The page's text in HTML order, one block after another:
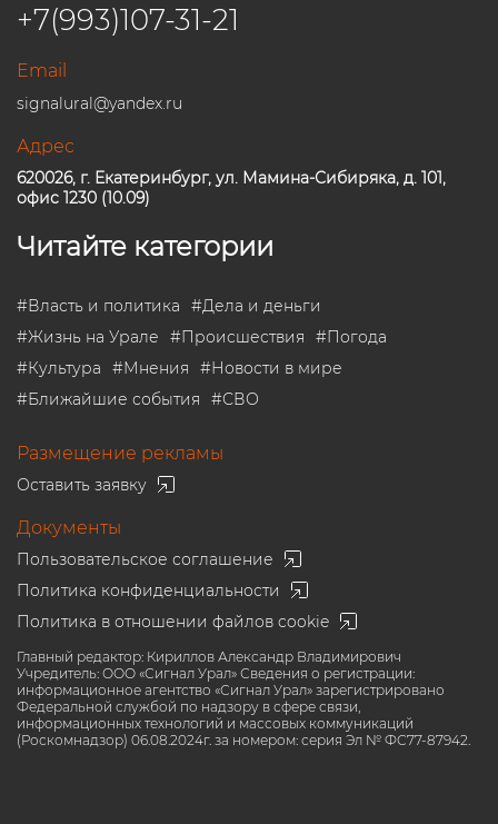
+7(993)107-31-21
Email
signalural@yandex.ru
Адрес
620026, г. Екатеринбург, ул. Мамина-Сибиряка, д. 101,
офис 1230 (10.09)
Читайте категории
#Власть и политика #Дела и деньги
#Жизнь на Урале #Происшествия #Погода
#Культура #Мнения #Новости в мире
#Ближайшие события #СВО
Размещение рекламы
Оставить заявку
Документы
Пользовательское соглашение
Политика конфиденциальности
Политика в отношении файлов cookie
Главный редактор: Кириллов Александр Владимирович
Учредитель: ООО «Сигнал Урал» Сведения о регистрации:
информационное агентство «Сигнал Урал» зарегистрировано
Федеральной службой по надзору в сфере связи,
информационных технологий и массовых коммуникаций
(Роскомнадзор) 06.08.2024г. за номером: серия Эл № ФС77-87942.